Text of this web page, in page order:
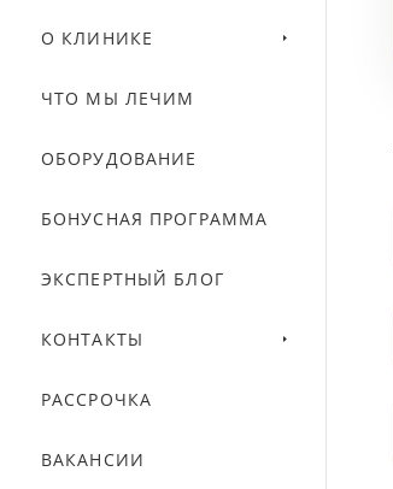
О КЛИНИКЕ
ЧТО МЫ ЛЕЧИМ
ОБОРУДОВАНИЕ
БОНУСНАЯ ПРОГРАММА
ЭКСПЕРТНЫЙ БЛОГ
КОНТАКТЫ
РАССРОЧКА
ВАКАНСИИ